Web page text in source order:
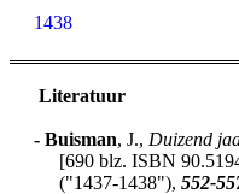
1438
Literatuur
- Buisman, J., Duizend
[690 blz. ISBN
("1437-1438"),552-